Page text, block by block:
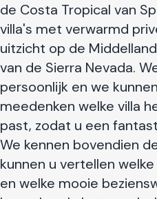
de Costa Tropical van
villa's met verwarmd
uitzicht op de
van de Sierra Nevada.
persoonlijk en we
meedenken welke villa
past, zodat u een
We kennen bovendien
kunnen u vertellen
en welke mooie